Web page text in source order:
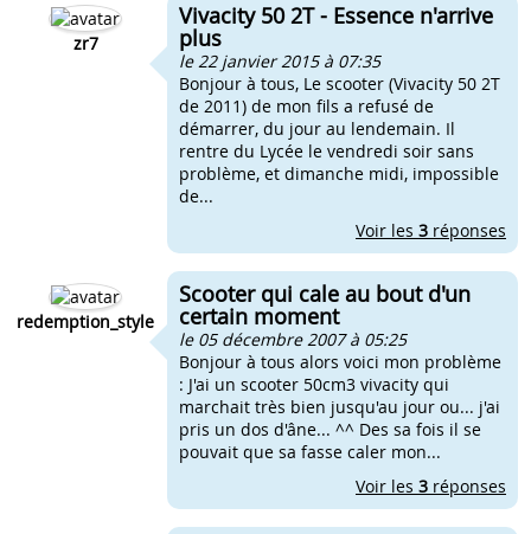
zr7
Vivacity 50 2T - Essence n'arrive
plus
le 22 janvier 2015 à 07:35
Bonjour à tous, Le scooter (Vivacity 50 2T
de 2011) de mon fils a refusé de
démarrer, du jour au lendemain. Il
rentre du Lycée le vendredi soir sans
problème, et dimanche midi, impossible
de...
Voir les 3 réponses
redemption_style
Scooter qui cale au bout d'un
certain moment
le 05 décembre 2007 à 05:25
Bonjour à tous alors voici mon problème
: J'ai un scooter 50cm3 vivacity qui
marchait très bien jusqu'au jour ou... j'ai
pris un dos d'âne... ^^ Des sa fois il se
pouvait que sa fasse caler mon...
Voir les 3 réponses